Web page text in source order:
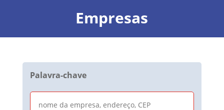
Empresas
Palavra-chave